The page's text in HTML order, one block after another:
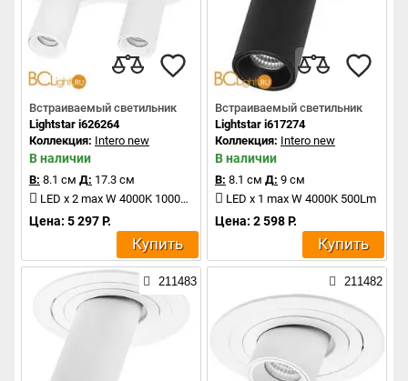
Встраиваемый светильник
Lightstar i626264
Коллекция: Intero new
В наличии
В: 8.1 см Д: 17.3 см
LED x 2 max W 4000K 1000Lm
Цена: 5 297 Р.
Купить
Встраиваемый светильник
Lightstar i617274
Коллекция: Intero new
В наличии
В: 8.1 см Д: 9 см
LED x 1 max W 4000K 500Lm
Цена: 2 598 Р.
Купить
211483 211482